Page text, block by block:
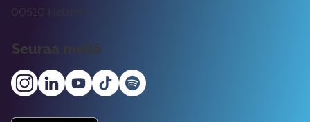
00510 Helsinki
Seuraa meitä